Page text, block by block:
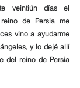
veintiún días el
de Persia me
vino a ayudarme
y lo dejé allí
del reino de Persia